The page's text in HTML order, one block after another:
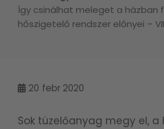
Így csinálhat meleget a házban
hőszigetelő rendszer előnyei –
20 febr 2020
Sok tüzelőanyag megy el,